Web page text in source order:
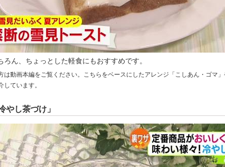
ろん、ちょっとした軽食にもおすすめです。
は動画本編をご覧ください。こちらをベースにしたアレンジ「こしあん・ゴマ
しています。
やし茶づけ」